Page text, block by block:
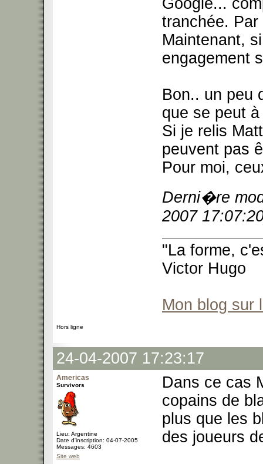
Google...
tranchée.
Maintenant,
engagement
Bon.. un peu
que se peut
Si je relis
peuvent pas
Pour moi,
Derni�re
2007
"La forme,
Victor Hugo
Mon blog sur
Hors ligne
24-04-2007 17:23:17
Americas
Survivors
Lieu: Argentine
Date d'inscription: 04-07-2005
Messages: 4603
Site web
Dans ce cas
copains de
plus que les
des joueurs